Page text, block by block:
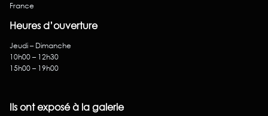
France
Heures d’ouverture
Jeudi – Dimanche
10h00 – 12h30
15h00 – 19h00
Ils ont exposé à la galerie